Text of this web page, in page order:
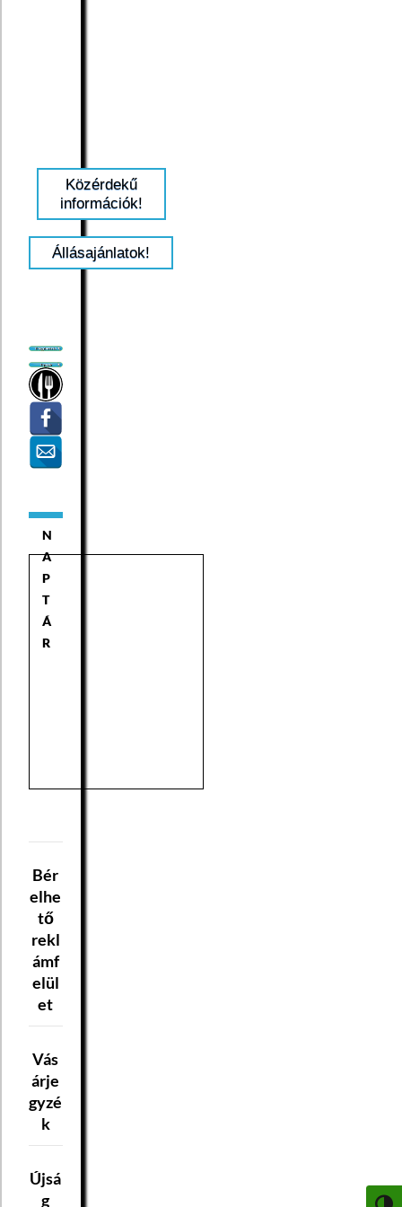
Közérdekű
információk!
Állásajánlatok!
N
A
P
T
Á
R
Bér
elhe
tő
rekl
ámf
elül
et
Vás
árje
gyzé
k
Újsá
g